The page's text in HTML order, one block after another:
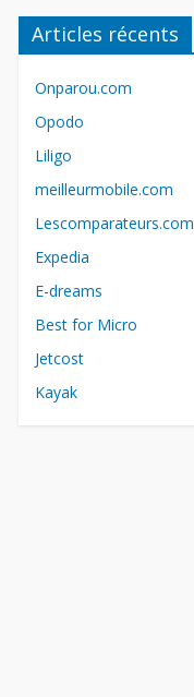
Articles récents
Onparou.com
Opodo
Liligo
meilleurmobile.com
Lescomparateurs.com
Expedia
E-dreams
Best for Micro
Jetcost
Kayak